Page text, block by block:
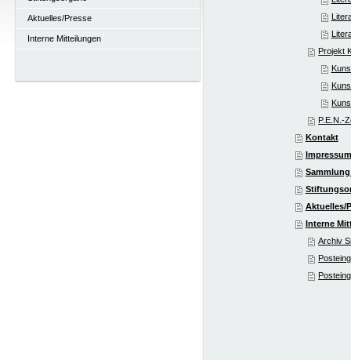
Aktuelles/Presse
Interne Mitteilungen
Projekt
P.E.N.-
Kontakt
Impressum
Aktuelles/
Interne
Archiv